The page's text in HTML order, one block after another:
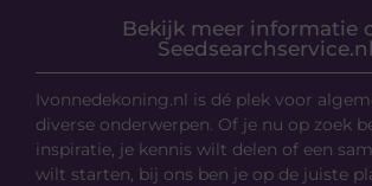
Bekijk meer informatie
Seedsearchservice.nl
Ivonnedekoning.nl is dé plek voor
diverse onderwerpen. Of je nu op zoek
inspiratie, je kennis wilt delen of een
wilt starten, bij ons ben je op de juiste